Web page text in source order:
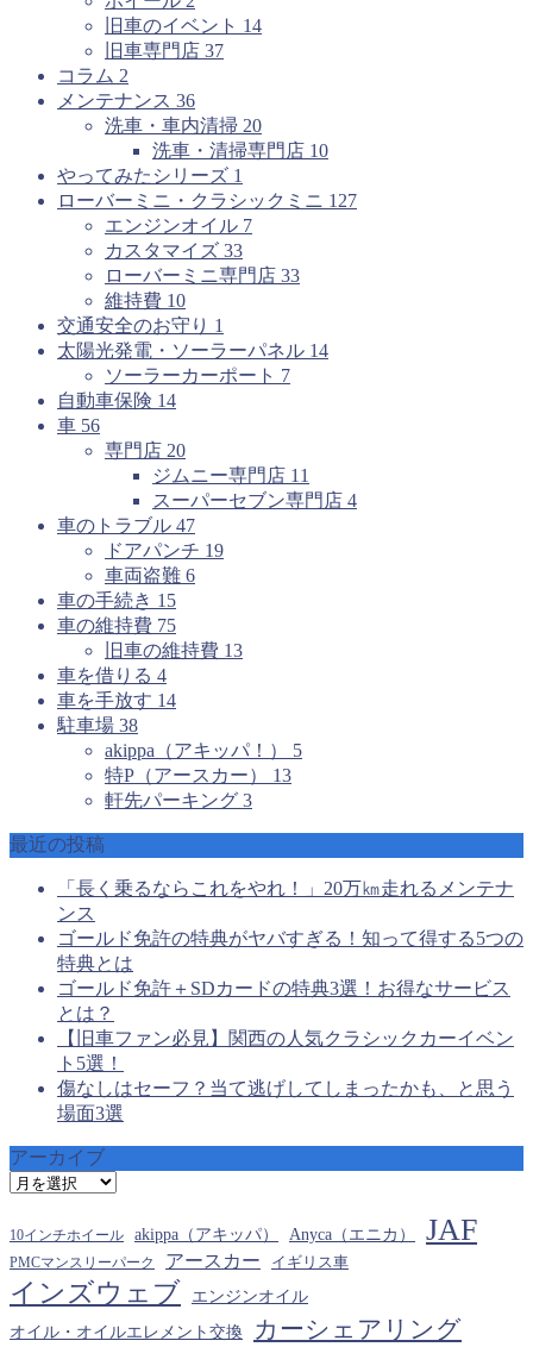
旧車のイベント 14
旧車専門店 37
コラム 2
メンテナンス 36
洗車・車内清掃 20
洗車・清掃専門店 10
やってみたシリーズ 1
ローバーミニ・クラシックミニ 127
エンジンオイル 7
カスタマイズ 33
ローバーミニ専門店 33
維持費 10
交通安全のお守り 1
太陽光発電・ソーラーパネル 14
ソーラーカーポート 7
自動車保険 14
車 56
専門店 20
ジムニー専門店 11
スーパーセブン専門店 4
車のトラブル 47
ドアパンチ 19
車両盗難 6
車の手続き 15
車の維持費 75
旧車の維持費 13
車を借りる 4
車を手放す 14
駐車場 38
akippa（アキッパ！） 5
特P（アースカー） 13
軒先パーキング 3
最近の投稿
「長く乗るならこれをやれ！」20万㎞走れるメンテナ
ンス
ゴールド免許の特典がヤバすぎる！知って得する5つの
特典とは
ゴールド免許＋SDカードの特典3選！お得なサービス
とは？
【旧車ファン必見】関西の人気クラシックカーイベン
ト5選！
傷なしはセーフ？当て逃げしてしまったかも、と思う
場面3選
アーカイブ
ア
カ
イ
ブ
10インチホイール akippa（アキッパ） Anyca（エニカ） JAF
PMCマンスリーパーク アースカー イギリス車
インズウェブ エンジンオイル
オイル・オイルエレメント交換 カーシェアリング